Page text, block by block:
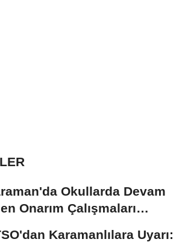
Okullarda Devam
Onarım Çalışmaları
Karamanlılara Uyarı: